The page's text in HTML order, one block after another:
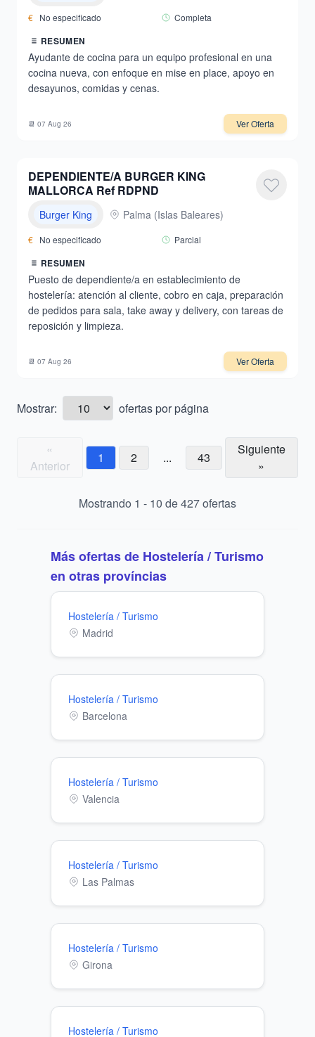
€ No especificado Completa
RESUMEN
Ayudante de cocina para un equipo profesional en una
cocina nueva, con enfoque en mise en place, apoyo en
desayunos, comidas y cenas.
📆 07 Aug 26 Ver Oferta
DEPENDIENTE/A BURGER KING
MALLORCA Ref RDPND
Burger King Palma (Islas Baleares)
€ No especificado Parcial
RESUMEN
Puesto de dependiente/a en establecimiento de
hostelería: atención al cliente, cobro en caja, preparación
de pedidos para sala, take away y delivery, con tareas de
reposición y limpieza.
📆 07 Aug 26 Ver Oferta
Mostrar: ofertas por página
«
Anterior
1 2 ... 43
Siguiente
»
Mostrando 1 - 10 de427ofertas
Más ofertas de Hostelería / Turismo
en otras províncias
Hostelería / Turismo
Madrid
Hostelería / Turismo
Barcelona
Hostelería / Turismo
Valencia
Hostelería / Turismo
Las Palmas
Hostelería / Turismo
Girona
Hostelería / Turismo